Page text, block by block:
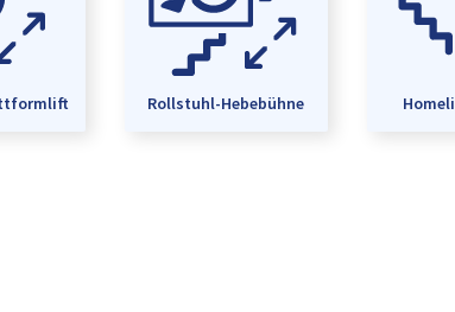
Rollstuhl-Hebebühne